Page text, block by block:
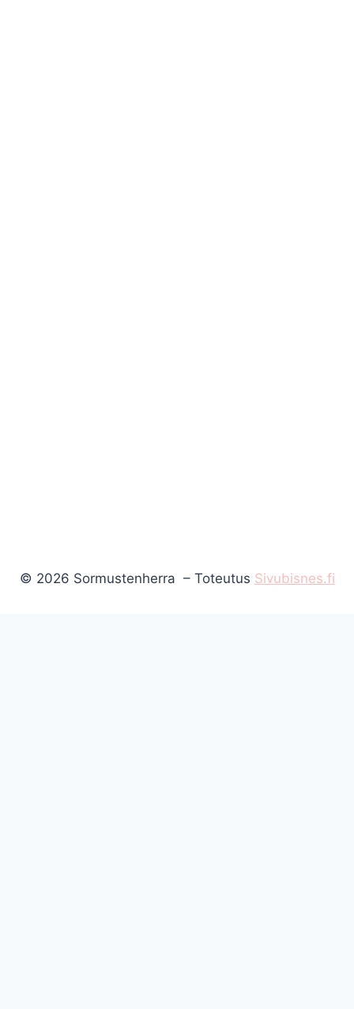
© 2026 Sormustenherra – Toteutus Sivubisnes.fi